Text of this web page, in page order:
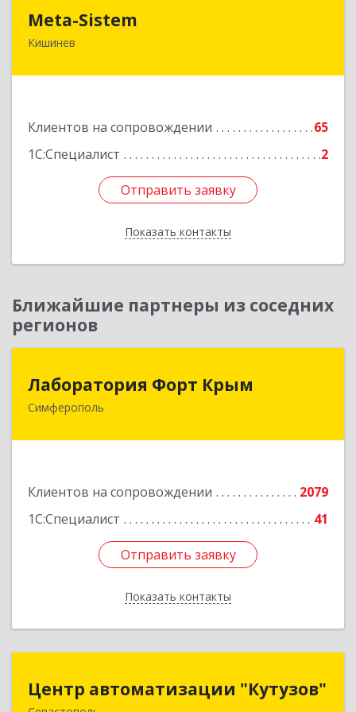
Meta-Sistem
Кишинев
Клиентов на сопровождении
65
1С:Специалист
2
Отправить заявку
Показать контакты
Республика Молдова, MD-2060, Республика
Отправить заявку
Назад
Ближайшие партнеры из соседних
регионов
Лаборатория Форт Крым
Симферополь
Клиентов на сопровождении
2079
1С:Специалист
41
Отправить заявку
Показать контакты
295034, Крым Респ, Симферополь г, Киевская
Отправить заявку
Назад
Центр автоматизации "Кутузов"